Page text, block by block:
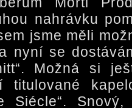
nahrávku
jsme měli
a nyní se
Možná si
titulované
Siécle“.